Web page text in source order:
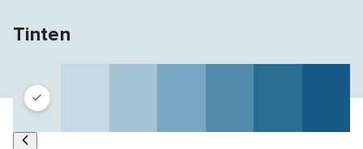
Tinten